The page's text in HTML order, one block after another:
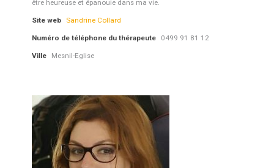
être heureuse et épanouie dans ma vie.
Site web Sandrine Collard
Numéro de téléphone du thérapeute 0499 91 81 12
Ville Mesnil-Eglise